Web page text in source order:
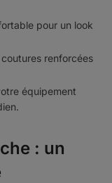
pour un look
renforcées
équipement
: un